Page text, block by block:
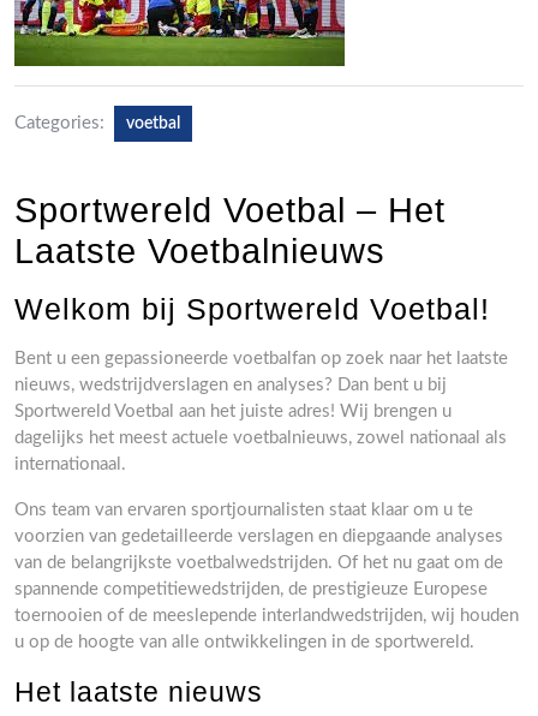
Categories: voetbal
Sportwereld Voetbal – Het
Laatste Voetbalnieuws
Welkom bij Sportwereld Voetbal!
Bent u een gepassioneerde voetbalfan op zoek naar het laatste
nieuws, wedstrijdverslagen en analyses? Dan bent u bij
Sportwereld Voetbal aan het juiste adres! Wij brengen u
dagelijks het meest actuele voetbalnieuws, zowel nationaal als
internationaal.
Ons team van ervaren sportjournalisten staat klaar om u te
voorzien van gedetailleerde verslagen en diepgaande analyses
van de belangrijkste voetbalwedstrijden. Of het nu gaat om de
spannende competitiewedstrijden, de prestigieuze Europese
toernooien of de meeslepende interlandwedstrijden, wij houden
u op de hoogte van alle ontwikkelingen in de sportwereld.
Het laatste nieuws